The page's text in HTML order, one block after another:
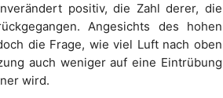
positiv, die Zahl derer, die
Angesichts des hohen
die Frage, wie viel Luft nach oben
auch weniger auf eine Eintrübung
wird.